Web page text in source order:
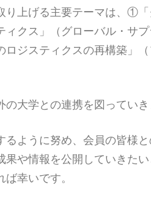
り上げる主要テーマは、①
クス」（グローバル・サ
ジスティクスの再構築」
大学との連携を図っていき
ように努め、会員の皆様
や情報を公開していきた
幸いです。